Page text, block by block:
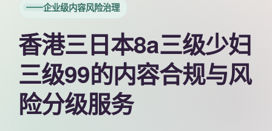
企业级内容风险治理
香港三日本8a三级少妇
三级99的内容合规与风
险分级服务